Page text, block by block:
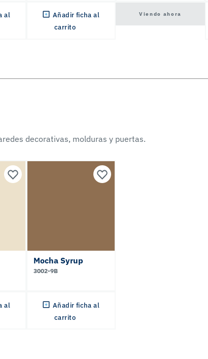
al
Añadir ficha al
carrito
Viendo ahora
decorativas, molduras y puertas.
al
Mocha Syrup
3002-9B
Añadir ficha al
carrito